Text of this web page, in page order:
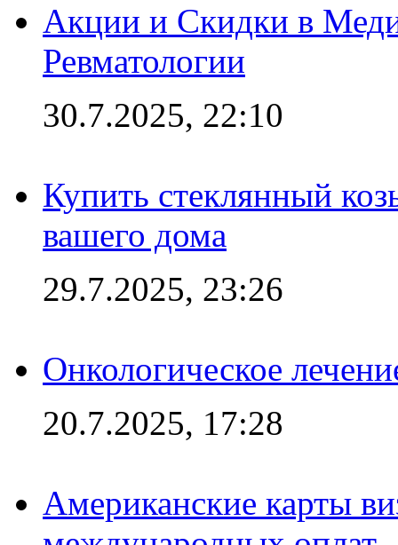
Акции и Скидки в
Ревматологии
30.7.2025, 22:10
Купить стеклянный
вашего дома
29.7.2025, 23:26
Онкологическое
20.7.2025, 17:28
Американские карты